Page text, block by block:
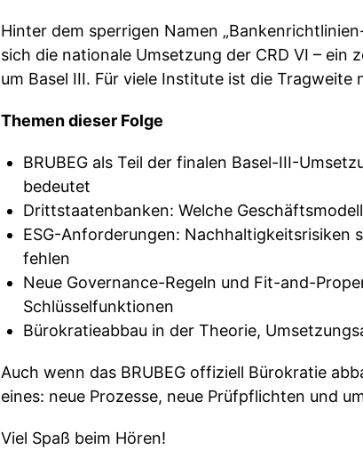
Hinter dem sperrigen Namen
sich die nationale Umsetzung der CRD VI – ein
um Basel III. Für viele Institute ist die
Themen dieser Folge
BRUBEG als Teil der finalen Basel-III-
bedeutet
Drittstaatenbanken: Welche
ESG-Anforderungen: Nachhaltigkeitsrisiken
fehlen
Neue Governance-Regeln und Fit-and-
Schlüsselfunktionen
Bürokratieabbau in der Theorie,
Auch wenn das BRUBEG offiziell Bürokratie
eines: neue Prozesse, neue Prüfpflichten und
Viel Spaß beim Hören!